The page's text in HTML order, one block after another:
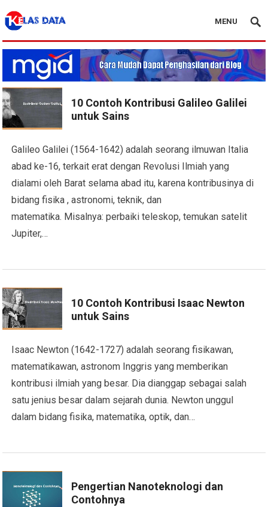
Blog Kelas Data
MENU
10 Contoh Kontribusi Galileo Galilei
untuk Sains
Galileo Galilei (1564-1642) adalah seorang ilmuwan Italia
abad ke-16, terkait erat dengan Revolusi Ilmiah yang
dialami oleh Barat selama abad itu, karena kontribusinya di
bidang fisika , astronomi, teknik, dan
matematika. Misalnya: perbaiki teleskop, temukan satelit
Jupiter,…
10 Contoh Kontribusi Isaac Newton
untuk Sains
Isaac Newton (1642-1727) adalah seorang fisikawan,
matematikawan, astronom Inggris yang memberikan
kontribusi ilmiah yang besar. Dia dianggap sebagai salah
satu jenius besar dalam sejarah dunia. Newton unggul
dalam bidang fisika, matematika, optik, dan…
Pengertian Nanoteknologi dan
Contohnya